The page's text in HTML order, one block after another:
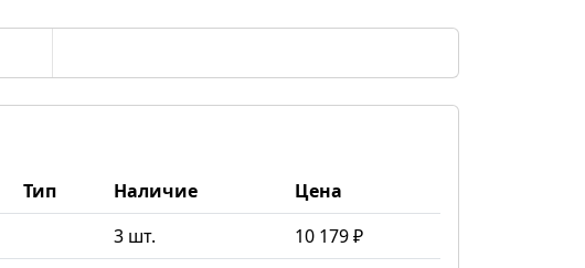
Тип Наличие
Цена
3 шт.
10 179 ₽